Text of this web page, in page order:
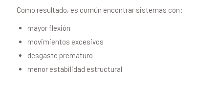
Como resultado, es común encontrar sistemas con:
mayor flexión
movimientos excesivos
desgaste prematuro
menor estabilidad estructural